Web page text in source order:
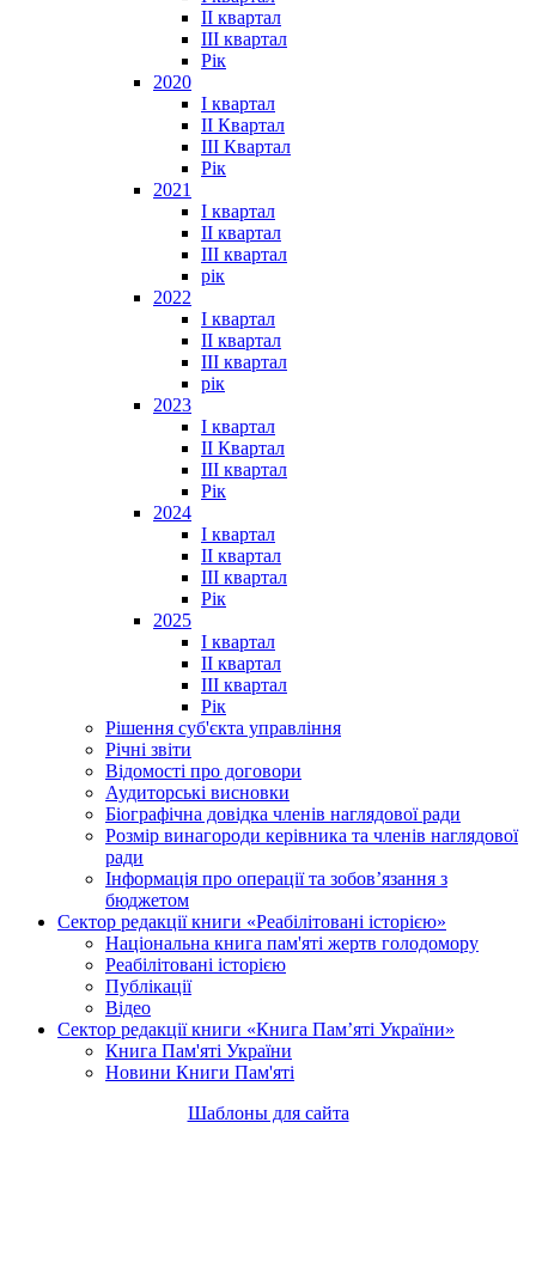
II квартал
III квартал
Рік
2020
I квартал
II Квартал
III Квартал
Рік
2021
I квартал
II квартал
III квартал
рік
2022
I квартал
II квартал
ІІІ квартал
рік
2023
І квартал
ІІ Квартал
III квартал
Рік
2024
I квартал
II квартал
III квартал
Рік
2025
I квартал
II квартал
III квартал
Рік
Рішення суб'єкта управління
Річні звіти
Відомості про договори
Аудиторські висновки
Біографічна довідка членів наглядової ради
Розмір винагороди керівника та членів наглядової
ради
Інформація про операції та зобов’язання з
бюджетом
Сектор редакції книги «Реабілітовані історією»
Національна книга пам'яті жертв голодомору
Реабілітовані історією
Публікації
Відео
Сектор редакції книги «Книга Пам’яті України»
Книга Пам'яті України
Новини Книги Пам'яті
Шаблоны для сайта